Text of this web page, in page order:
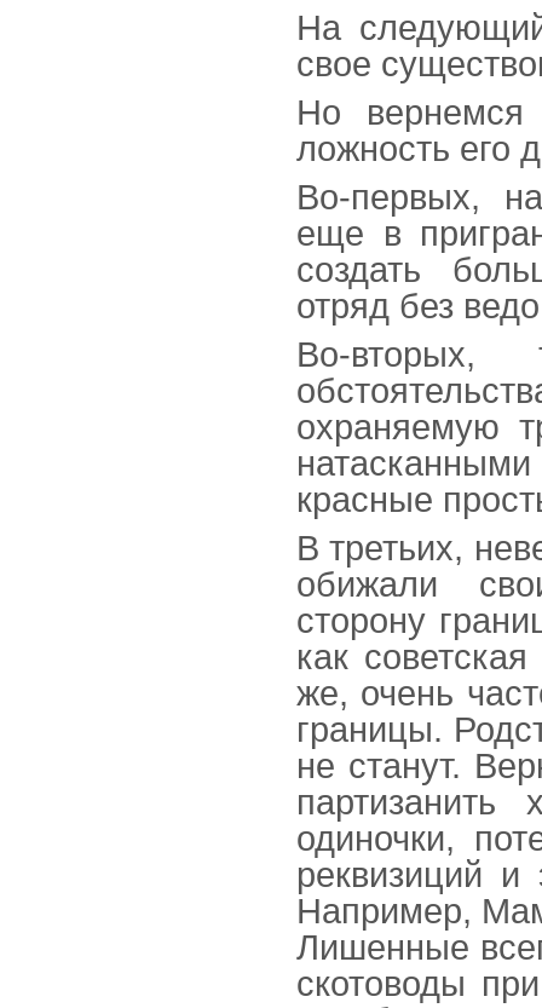
На
свое
Но вернемся
ложность его
Во-первых,
еще в
создать
отряд без
Во-
охраняемую
красные
В третьих,
обижали
сторону
как
же, очень
границы.
не станут.
одиночки,
реквизиций
Например,
Лишенные
скотоводы